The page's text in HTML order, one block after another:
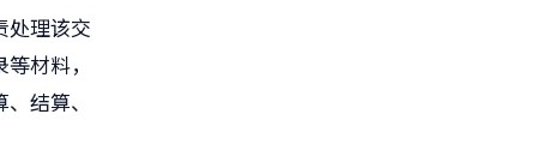
处理该交
材料，
结算、